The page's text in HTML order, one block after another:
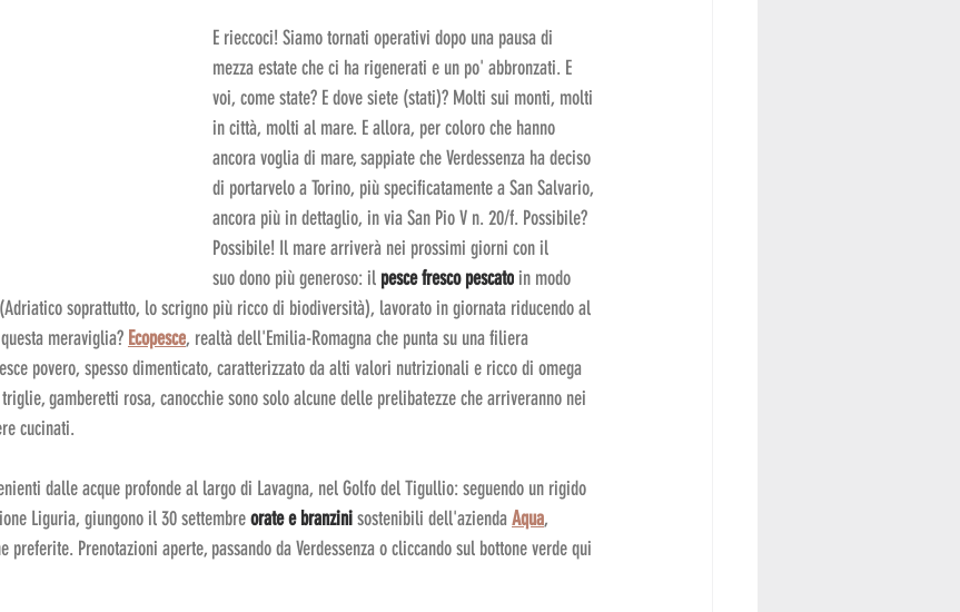
E rieccoci! Siamo tornati operativi dopo una pausa di
mezza estate che ci ha rigenerati e un po' abbronzati. E
voi, come state? E dove siete (stati)? Molti sui monti, molti
in città, molti al mare. E allora, per coloro che hanno
ancora voglia di mare, sappiate che Verdessenza ha deciso
di portarvelo a Torino, più specificatamente a San Salvario,
ancora più in dettaglio, in via San Pio V n. 20/f. Possibile?
Possibile! Il mare arriverà nei prossimi giorni con il
suo dono più generoso: il pesce fresco pescato in modo
soprattutto, lo scrigno più ricco di biodiversità), lavorato in giornata riducendo al
meraviglia? Ecopesce, realtà dell'Emilia-Romagna che punta su una filiera
povero, spesso dimenticato, caratterizzato da alti valori nutrizionali e ricco di omega
gamberetti rosa, canocchie sono solo alcune delle prelibatezze che arriveranno nei
cucinati.
dalle acque profonde al largo di Lavagna, nel Golfo del Tigullio: seguendo un rigido
Liguria, giungono il 30 settembre orate e branzini sostenibili dell'azienda Aqua,
preferite. Prenotazioni aperte, passando da Verdessenza o cliccando sul bottone verde qui